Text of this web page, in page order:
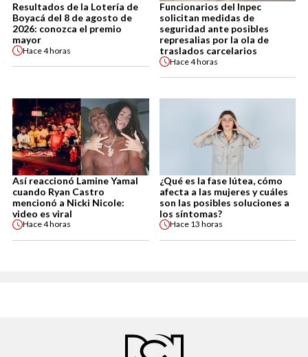
Resultados de la Lotería de
Boyacá del 8 de agosto de
2026: conozca el premio
mayor
Hace4 horas
Funcionarios del Inpec
solicitan medidas de
seguridad ante posibles
represalias por la ola de
traslados carcelarios
Hace4 horas
Así reaccionó Lamine Yamal
cuando Ryan Castro
mencionó a Nicki Nicole:
video es viral
Hace4 horas
¿Qué es la fase lútea, cómo
afecta a las mujeres y cuáles
son las posibles soluciones a
los síntomas?
Hace 13 horas